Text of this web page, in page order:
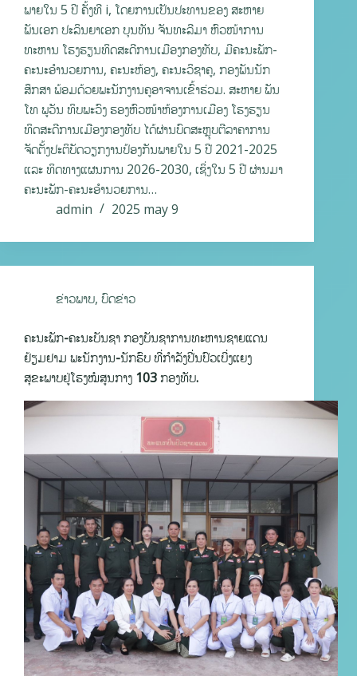
ພາຍໃນ 5 ປີ ຄັ້ງທີ i, ໂດຍການເປັນປະທານຂອງ ສະຫາຍ
ພັນເອກ ປະລິນຍາເອກ ບຸນທັນ ຈັນທະລີມາ ຫົວໜ້າການ
ທະຫານ ໂຮງຮຽນທິດສະດີການເມືອງກອງທັບ, ມີຄະນະພັກ-
ຄະນະອຳນວຍການ, ຄະນະຫ້ອງ, ຄະນະວິຊາຄູ, ກອງພັນນັກ
ສຶກສາ ພ້ອມດ້ວຍພະນັກງານຄູອາຈານເຂົ້າຮ່ວມ. ສະຫາຍ ພັນ
ໂທ ພູວັນ ທິບພະວົງ ຮອງຫົວໜ້າຫ້ອງການເມືອງ ໂຮງຮຽນ
ທິດສະດີການເມືອງກອງທັບ ໄດ້ຜ່ານບົດສະຫຼຸບຕີລາຄາການ
ຈັດຕັ້ງປະຕິບັດວຽກງານປ້ອງກັນພາຍໃນ 5 ປີ 2021-2025
ແລະ ທິດທາງແຜນການ 2026-2030, ເຊິ່ງໃນ 5 ປີ ຜ່ານມາ
ຄະນະພັກ-ຄະນະອໍານວຍການ…
admin
2025 may 9
ຂ່າວພາບ, ບົດຂ່າວ
ຄະນະພັກ-ຄະນະບັນຊາ ກອງບັນຊາການທະຫານຊາຍແດນ
ຢ້ຽມຢາມ ພະນັກງານ-ນັກຮົບ ທີ່ກຳລັງປີ່ນປົວເບີ່ງແຍງ
ສຸຂະພາບຢູ່ໂຮງໝໍສູນກາງ 103 ກອງທັບ.